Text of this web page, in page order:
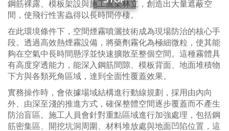
鋼筋裸露、模板架設與施工鷹架林立，創造出大量遮蔽空
間，使飛行性害蟲得以長時間停棲。
在此環境條件下，空間煙霧噴灑技術成為現場防治的核心手
段。透過高效熱煙霧設備，將藥劑霧化為極細微粒，使其能
夠在空氣中長時間懸浮並快速擴散至整個空間。這種霧體具
有高度穿透能力，能深入鋼筋間隙、模板背面、地面堆積物
下方與各類死角區域，達到全面性覆蓋效果。
實務操作時，會依據場域結構進行動線規劃，採用由內向
外、由深至淺的推進方式，確保整體空間逐步覆蓋而不產生
防治盲區。施工人員會針對重點區域進行加強處理，包括鋼
筋密集區、開挖坑洞周圍、材料堆放處與地面凹陷位置，這